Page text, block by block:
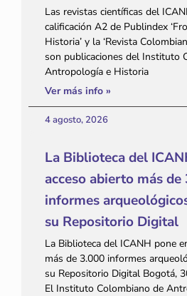
Las revistas científicas del
calificación A2 de Publindex
Historia’ y la ‘Revista
son publicaciones del Instituto
Antropología e Historia
Ver más info »
4 agosto, 2026
La Biblioteca del
acceso abierto más de
informes
su Repositorio Digital
La Biblioteca del ICANH pone
más de 3.000 informes
su Repositorio Digital Bogotá,
El Instituto Colombiano de